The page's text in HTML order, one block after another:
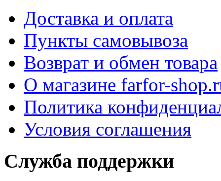
Доставка и оплата
Пункты самовывоза
Возврат и обмен товара
О магазине farfor-
Политика
Условия соглашения
Служба поддержки